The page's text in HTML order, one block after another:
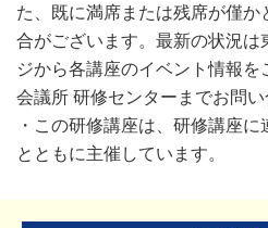
た、既に満席または残席が僅
合がございます。最新の状況は
ジから各講座のイベント情報を
会議所 研修センターまでお問い
・この研修講座は、研修講座
とともに主催しています。